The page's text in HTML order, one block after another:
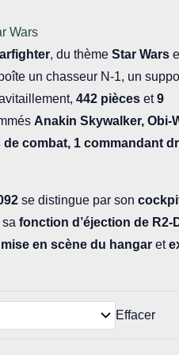
Wars
, du thèmeStar Wars
un chasseur N-1, un
442 pièces et9
Anakin Skywalker, Obi-
de combat, 1commandant
se distingue par son
safonction d’éjection de R2-
mise en scène du hangar et
Effacer